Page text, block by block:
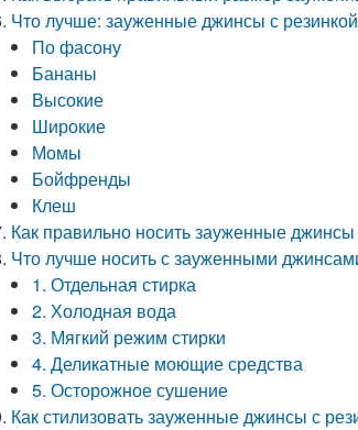
Что лучше: зауженные джинсы с
По фасону
Бананы
Высокие
Широкие
Момы
Бойфренды
Клеш
Как правильно носить зауженные джинсы
Что лучше носить с зауженными
1. Отдельная стирка
2. Холодная вода
3. Мягкий режим стирки
4. Деликатные моющие средства
5. Осторожное сушение
Как стилизовать зауженные джинсы с